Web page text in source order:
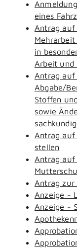
eines
Antrag auf
in
Arbeit und
Antrag auf
Abgabe/
Stoffen
sowie
Antrag auf
stellen
Antrag auf
Antrag zur
Anzeige -
Anzeige -